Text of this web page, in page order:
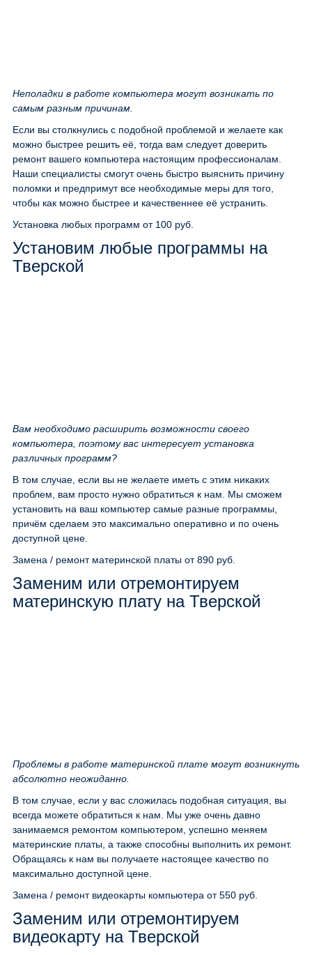
Неполадки в работе компьютера могут возникать по
самым разным причинам.
Если вы столкнулись с подобной проблемой и желаете как
можно быстрее решить её, тогда вам следует доверить
ремонт вашего компьютера настоящим профессионалам.
Наши специалисты смогут очень быстро выяснить причину
поломки и предпримут все необходимые меры для того,
чтобы как можно быстрее и качественнее её устранить.
Установка любых программ от 100 руб.
Установим любые программы на
Тверской
Вам необходимо расширить возможности своего
компьютера, поэтому вас интересует установка
различных программ?
В том случае, если вы не желаете иметь с этим никаких
проблем, вам просто нужно обратиться к нам. Мы сможем
установить на ваш компьютер самые разные программы,
причём сделаем это максимально оперативно и по очень
доступной цене.
Замена / ремонт материнской платы от 890 руб.
Заменим или отремонтируем
материнскую плату на Тверской
Проблемы в работе материнской плате могут возникнуть
абсолютно неожиданно.
В том случае, если у вас сложилась подобная ситуация, вы
всегда можете обратиться к нам. Мы уже очень давно
занимаемся ремонтом компьютером, успешно меняем
материнские платы, а также способны выполнить их ремонт.
Обращаясь к нам вы получаете настоящее качество по
максимально доступной цене.
Замена / ремонт видеокарты компьютера от 550 руб.
Заменим или отремонтируем
видеокарту на Тверской